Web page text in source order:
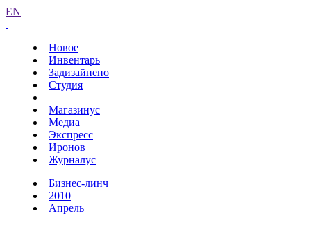
EN
Новое
Инвентарь
Задизайнено
Студия
Магазинус
Медиа
Экспресс
Иронов
Журналус
Бизнес-линч
2010
Апрель